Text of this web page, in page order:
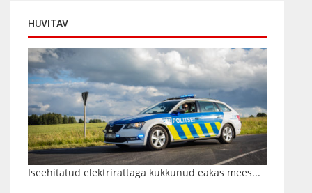
HUVITAV
Iseehitatud elektrirattaga kukkunud eakas mees...